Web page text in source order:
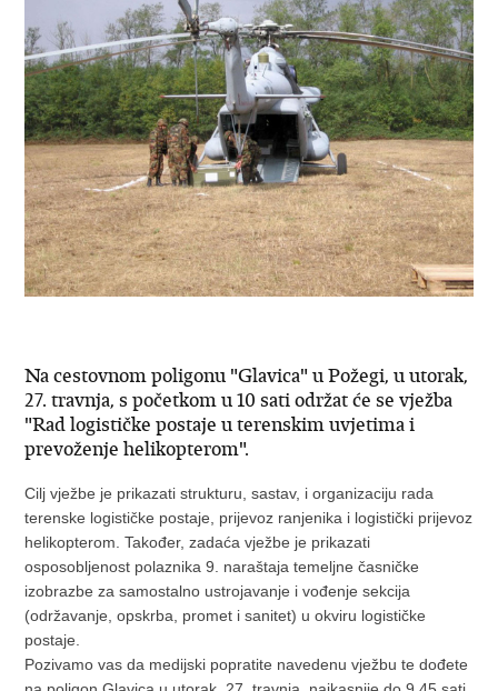
Na cestovnom poligonu "Glavica" u Požegi, u utorak,
27. travnja, s početkom u 10 sati održat će se vježba
"Rad logističke postaje u terenskim uvjetima i
prevoženje helikopterom".
Cilj vježbe je prikazati strukturu, sastav, i organizaciju rada
terenske logističke postaje, prijevoz ranjenika i logistički prijevoz
helikopterom. Također, zadaća vježbe je prikazati
osposobljenost polaznika 9. naraštaja temeljne časničke
izobrazbe za samostalno ustrojavanje i vođenje sekcija
(održavanje, opskrba, promet i sanitet) u okviru logističke
postaje.
Pozivamo vas da medijski popratite navedenu vježbu te dođete